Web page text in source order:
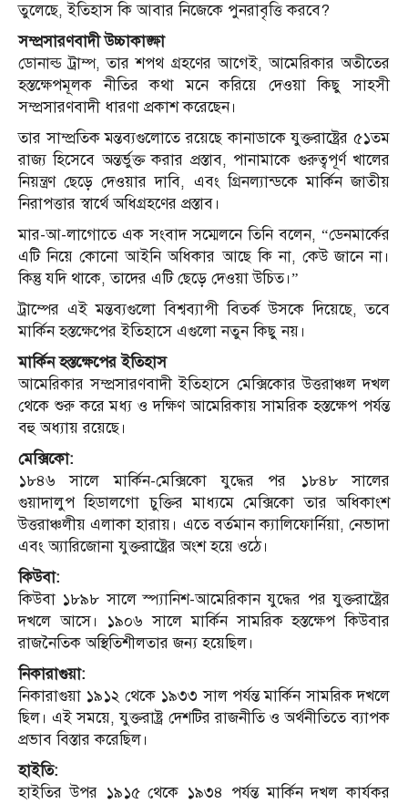
তুলেছে, ইতিহাস কি আবার নিজেকে পুনরাবৃত্তি করবে?
সম্প্রসারণবাদী উচ্চাকাঙ্ক্ষা
ডোনাল্ড ট্রাম্প, তার শপথ গ্রহণের আগেই, আমেরিকার অতীতের
হস্তক্ষেপমূলক নীতির কথা মনে করিয়ে দেওয়া কিছু সাহসী
সম্প্রসারণবাদী ধারণা প্রকাশ করেছেন।
তার সাম্প্রতিক মন্তব্যগুলোতে রয়েছে কানাডাকে যুক্তরাষ্ট্রের ৫১তম
রাজ্য হিসেবে অন্তর্ভুক্ত করার প্রস্তাব, পানামাকে গুরুত্বপূর্ণ খালের
নিয়ন্ত্রণ ছেড়ে দেওয়ার দাবি, এবং গ্রিনল্যান্ডকে মার্কিন জাতীয়
নিরাপত্তার স্বার্থে অধিগ্রহণের প্রস্তাব।
মার-আ-লাগোতে এক সংবাদ সম্মেলনে তিনি বলেন, “ডেনমার্কের
এটি নিয়ে কোনো আইনি অধিকার আছে কি না, কেউ জানে না।
কিন্তু যদি থাকে, তাদের এটি ছেড়ে দেওয়া উচিত।”
ট্রাম্পের এই মন্তব্যগুলো বিশ্বব্যাপী বিতর্ক উসকে দিয়েছে, তবে
মার্কিন হস্তক্ষেপের ইতিহাসে এগুলো নতুন কিছু নয়।
মার্কিন হস্তক্ষেপের ইতিহাস
আমেরিকার সম্প্রসারণবাদী ইতিহাসে মেক্সিকোর উত্তরাঞ্চল দখল
থেকে শুরু করে মধ্য ও দক্ষিণ আমেরিকায় সামরিক হস্তক্ষেপ পর্যন্ত
বহু অধ্যায় রয়েছে।
মেক্সিকো:
১৮৪৬ সালে মার্কিন-মেক্সিকো যুদ্ধের পর ১৮৪৮ সালের
গুয়াদালুপ হিডালগো চুক্তির মাধ্যমে মেক্সিকো তার অধিকাংশ
উত্তরাঞ্চলীয় এলাকা হারায়। এতে বর্তমান ক্যালিফোর্নিয়া, নেভাদা
এবং অ্যারিজোনা যুক্তরাষ্ট্রের অংশ হয়ে ওঠে।
কিউবা:
কিউবা ১৮৯৮ সালে স্প্যানিশ-আমেরিকান যুদ্ধের পর যুক্তরাষ্ট্রের
দখলে আসে। ১৯০৬ সালে মার্কিন সামরিক হস্তক্ষেপ কিউবার
রাজনৈতিক অস্থিতিশীলতার জন্য হয়েছিল।
নিকারাগুয়া:
নিকারাগুয়া ১৯১২ থেকে ১৯৩৩ সাল পর্যন্ত মার্কিন সামরিক দখলে
ছিল। এই সময়ে, যুক্তরাষ্ট্র দেশটির রাজনীতি ও অর্থনীতিতে ব্যাপক
প্রভাব বিস্তার করেছিল।
হাইতি:
হাইতির উপর ১৯১৫ থেকে ১৯৩৪ পর্যন্ত মার্কিন দখল কার্যকর